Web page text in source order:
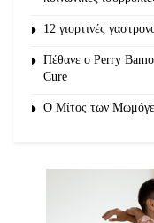
12 γιορτινές
Πέθανε ο Perry
Cure
O Μίτος των